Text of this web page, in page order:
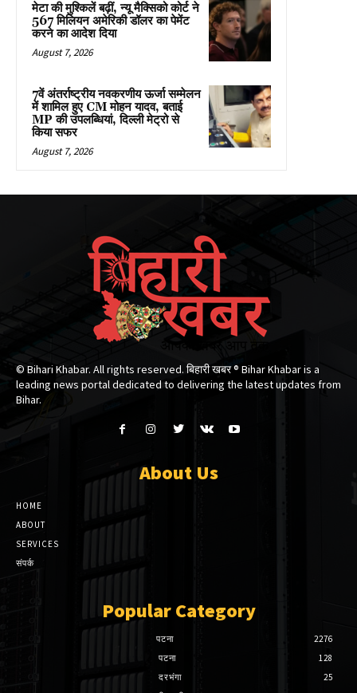
मेटा की मुश्किलें बढ़ीं, न्यू मैक्सिको कोर्ट ने
567 मिलियन अमेरिकी डॉलर का पेमेंट
करने का आदेश दिया
August 7, 2026
7वें अंतर्राष्ट्रीय नवकरणीय ऊर्जा सम्मेलन
में शामिल हुए CM मोहन यादव, बताई
MP की उपलब्धियां, दिल्ली मेट्रो से
किया सफर
August 7, 2026
© Bihari Khabar. All rights reserved. बिहारी खबर ®​ Bihar Khabar is a
leading news portal dedicated to delivering the latest updates from
Bihar.
About Us
HOME
ABOUT
SERVICES
संपर्क
Popular Category
पटना
2276
पटना
128
दरभंगा
25